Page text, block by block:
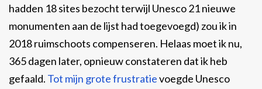
hadden 18 sites bezocht terwijl Unesco 21 nieuwe
monumenten aan de lijst had toegevoegd) zou ik in
2018 ruimschoots compenseren. Helaas moet ik nu,
365 dagen later, opnieuw constateren dat ik heb
gefaald. Tot mijn grote frustratievoegde Unesco